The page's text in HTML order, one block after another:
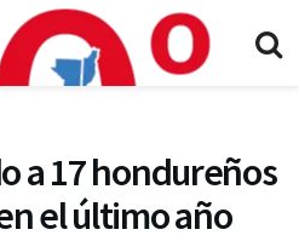
a 17 hondureños
el último año